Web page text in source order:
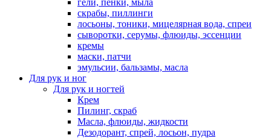
гели, пенки, мыла
скрабы, пиллинги
лосьоны, тоники, мицелярная вода, спреи
сыворотки, серумы, флюиды, эссенции
кремы
маски, патчи
эмульсии, бальзамы, масла
Для рук и ног
Для рук и ногтей
Крем
Пилинг, скраб
Масла, флюиды, жидкости
Дезодорант, спрей, лосьон, пудра